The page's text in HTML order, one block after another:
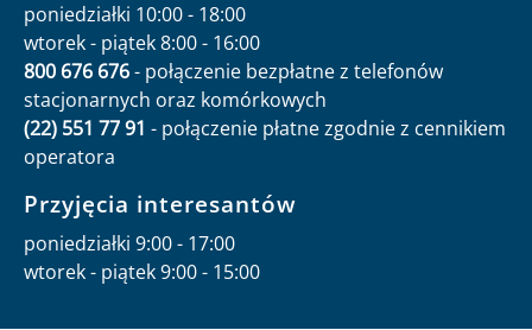
poniedziałki 10:00 - 18:00
wtorek - piątek 8:00 - 16:00
800 676 676- połączenie bezpłatne z telefonów
stacjonarnych oraz komórkowych
(22) 551 77 91 - połączenie płatne zgodnie z cennikiem
operatora
Przyjęcia interesantów
poniedziałki 9:00 - 17:00
wtorek - piątek 9:00 - 15:00